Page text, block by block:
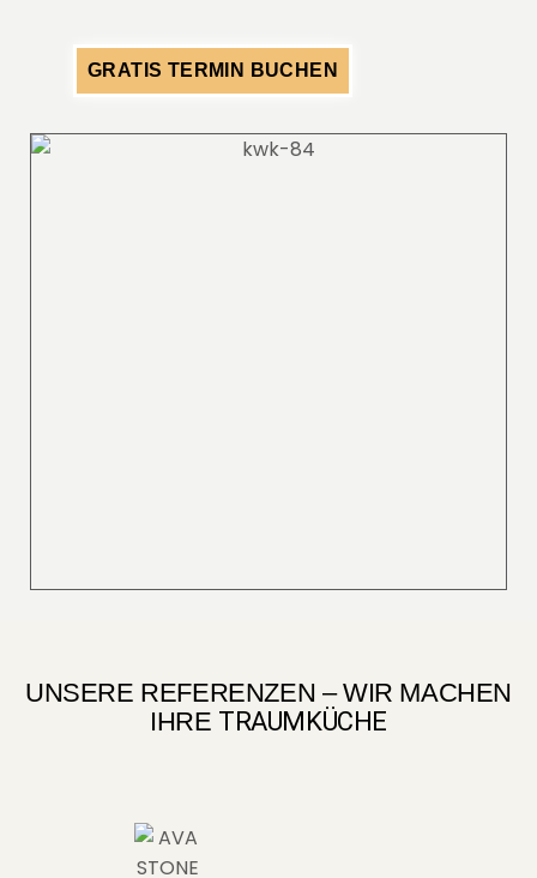
GRATIS TERMIN BUCHEN
UNSERE REFERENZEN – WIR MACHEN
IHRE TRAUMKÜCHE